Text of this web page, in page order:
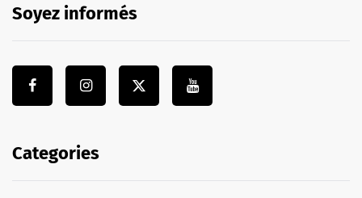
Soyez informés
Categories